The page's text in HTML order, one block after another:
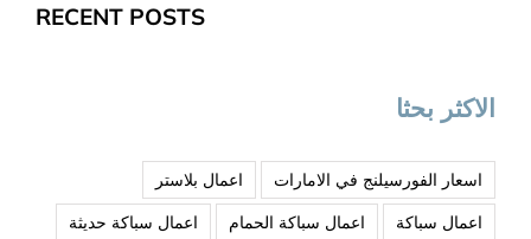
RECENT POSTS
الاكثر بحثا
اسعار الفورسيلنج في الامارات
اعمال بلاستر
اعمال سباكة
اعمال سباكة الحمام
اعمال سباكة حديثة